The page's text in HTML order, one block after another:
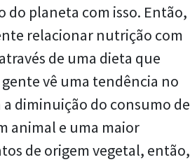
do planeta com isso. Então,
relacionar nutrição com
de uma dieta que
vê uma tendência no
diminuição do consumo de
animal e uma maior
de origem vegetal, então,